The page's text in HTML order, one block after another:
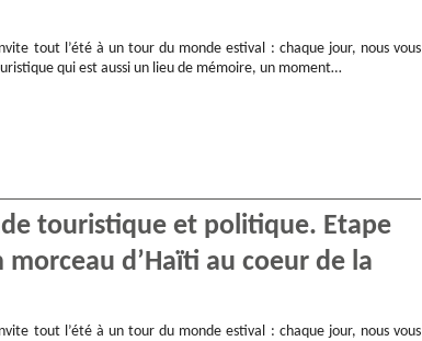
tout l’été à un tour du monde estival : chaque jour, nous vous
qui est aussi un lieu de mémoire, un moment…
touristique et politique. Etape
d’Haïti au coeur de la
tout l’été à un tour du monde estival : chaque jour, nous vous